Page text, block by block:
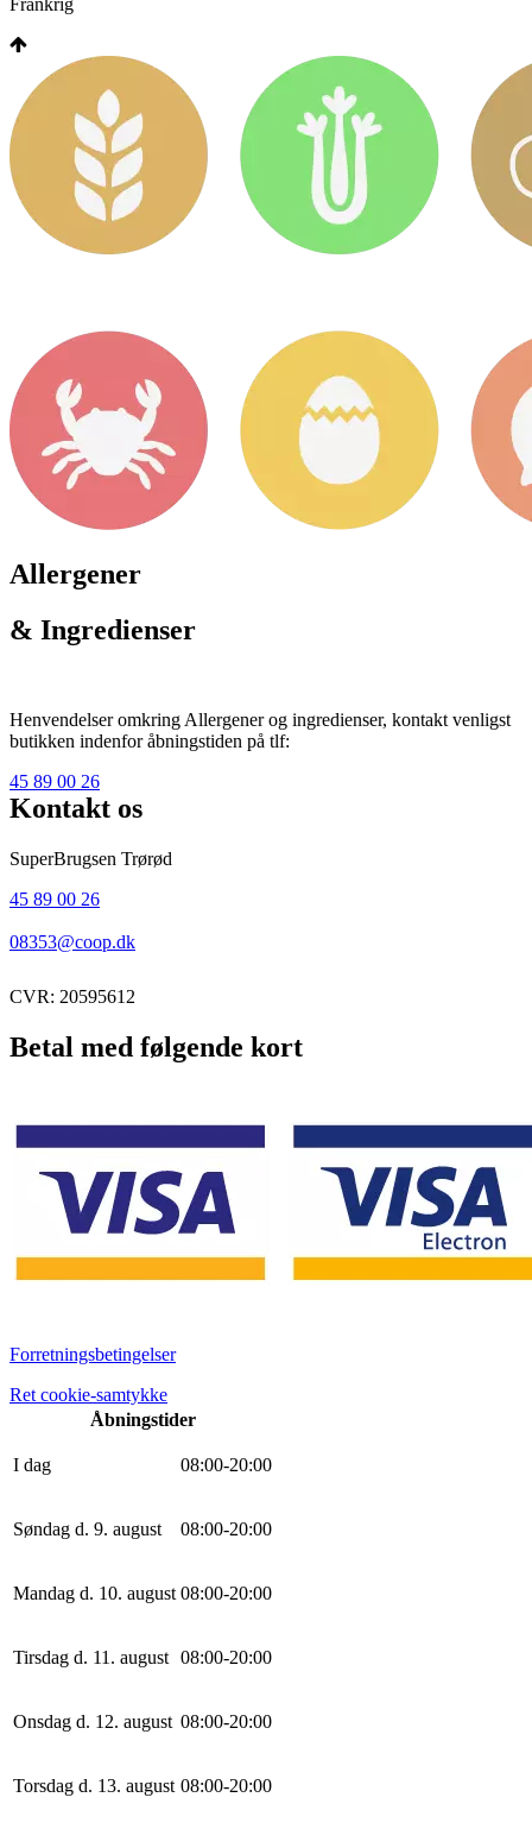
Allergener
& Ingredienser
Henvendelser omkring Allergener og ingredienser, kontakt venligst
butikken indenfor åbningstiden på tlf:
45 89 00 26
Kontakt os
SuperBrugsen Trørød
45 89 00 26
08353@coop.dk
CVR: 20595612
Betal med følgende kort
Forretningsbetingelser
Ret cookie-samtykke
Åbningstider
I dag 08:00-20:00
Søndag d. 9. august 08:00-20:00
Mandag d. 10. august 08:00-20:00
Tirsdag d. 11. august 08:00-20:00
Onsdag d. 12. august 08:00-20:00
Torsdag d. 13. august 08:00-20:00